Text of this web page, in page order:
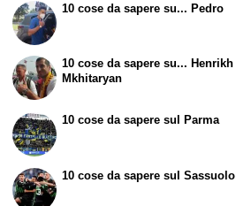
10 cose da sapere su... Pedro
10 cose da sapere su... Henrikh
Mkhitaryan
10 cose da sapere sul Parma
10 cose da sapere sul Sassuolo